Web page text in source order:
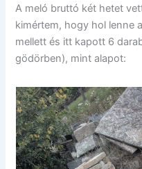
A meló bruttó két hetet
kimértem, hogy hol lenne
mellett és itt kapott 6
gödörben), mint alapot: